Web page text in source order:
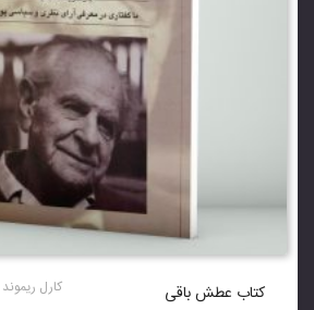
کتاب عطش باقی کارل ریموند